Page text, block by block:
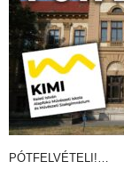
PÓTFELVÉTELI!…